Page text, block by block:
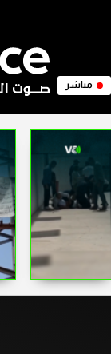
مباشر